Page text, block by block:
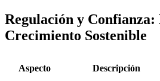
Regulación y
Crecimiento Sostenible
Aspecto Descripción